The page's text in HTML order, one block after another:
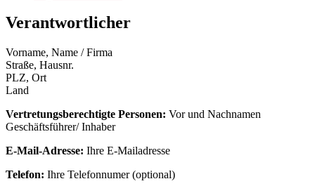
Verantwortlicher
Vorname, Name / Firma
Straße, Hausnr.
PLZ, Ort
Land
Vertretungsberechtigte Personen: Vor und Nachnamen
Geschäftsführer/ Inhaber
E-Mail-Adresse: Ihre E-Mailadresse
Telefon: Ihre Telefonnumer (optional)